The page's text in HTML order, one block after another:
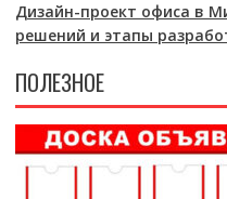
Дизайн-проект офиса в
решений и этапы
ПОЛЕЗНОЕ